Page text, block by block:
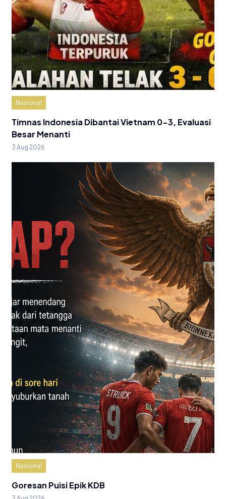
Nasional
Timnas Indonesia Dibantai Vietnam 0-3, Evaluasi
Besar Menanti
3 Aug 2026
Nasional
Goresan Puisi Epik KDB